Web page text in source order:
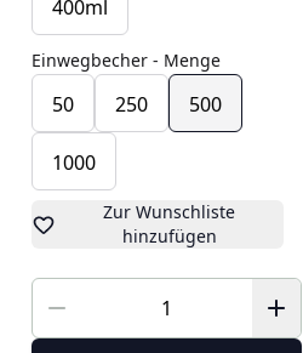
400ml
Einwegbecher - Menge
50 250 500
1000
Zur Wunschliste
hinzufügen